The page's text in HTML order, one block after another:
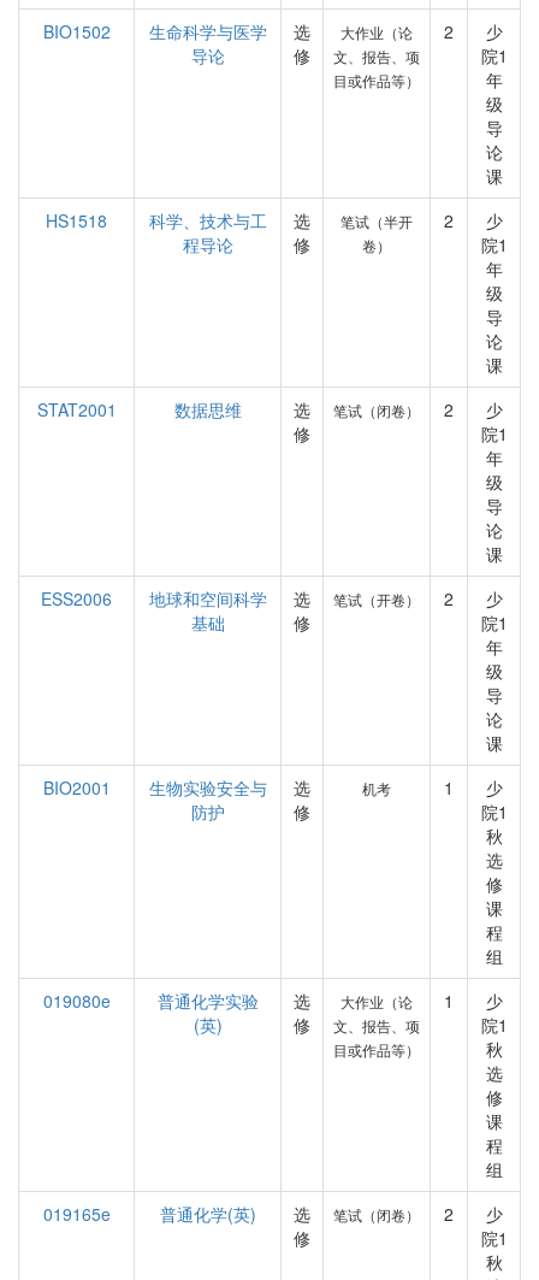
BIO1502
生命科学与医学
导论
选
修
大作业（论
文、报告、项
目或作品等）
2
少
院1
年
级
导
论
课
HS1518
科学、技术与工
程导论
选
修
笔试（半开
卷）
2
少
院1
年
级
导
论
课
STAT2001
数据思维
选
修
笔试（闭卷） 2
少
院1
年
级
导
论
课
ESS2006
地球和空间科学
基础
选
修
笔试（开卷） 2
少
院1
年
级
导
论
课
BIO2001
生物实验安全与
防护
选
修
机考 1
少
院1
秋
选
修
课
程
组
019080e
普通化学实验
(英)
选
修
大作业（论
文、报告、项
目或作品等）
1
少
院1
秋
选
修
课
程
组
019165e
普通化学(英)
选
修
笔试（闭卷） 2
少
院1
秋